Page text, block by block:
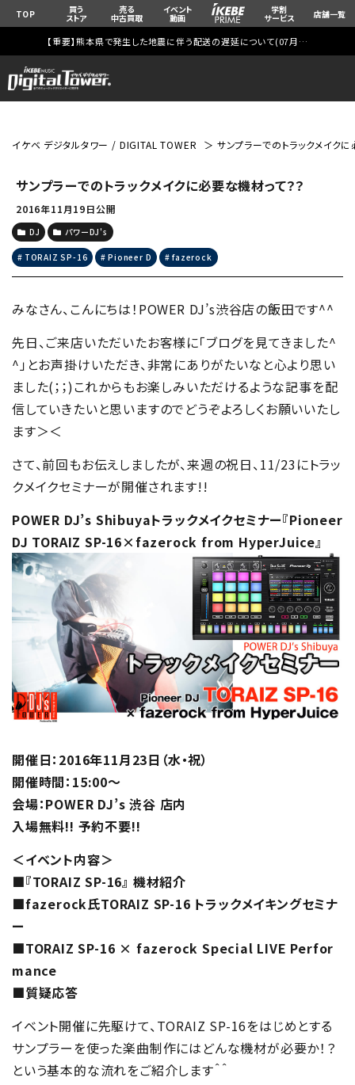
TOP 買う
ストア
売る
中古買取
イベント
動画
学割
サービス 店舗一覧
【重要】熊本県で発生した地震に伴う配送の遅延について(07月29日
イケベ デジタルタワー / DIGITAL TOWER サンプラーでのトラックメイク
サンプラーでのトラックメイクに必要な機材って？？
2016年11月19日公開
DJ パワーDJ's
TORAIZ SP-16 Pioneer D fazerock
みなさん、こんにちは！POWER DJ’s渋谷店の飯田です^^
先日、ご来店いただいたお客様に「ブログを見てきました^
^」とお声掛けいただき、非常にありがたいなと心より思い
ました(；；)これからもお楽しみいただけるような記事を配
信していきたいと思いますのでどうぞよろしくお願いいたし
ます＞＜
さて、前回もお伝えしましたが、来週の祝日、11/23にトラッ
クメイクセミナーが開催されます!!
POWER DJ’s Shibuyaトラックメイクセミナー『Pioneer
DJ TORAIZ SP-16×fazerock from HyperJuice』
開催日：2016年11月23日（水・祝）
開催時間：15:00～
会場：POWER DJ’s 渋谷 店内
入場無料!! 予約不要!!
＜イベント内容＞
■『TORAIZ SP-16』 機材紹介
■fazerock氏TORAIZ SP-16 トラックメイキングセミナ
ー
■TORAIZ SP-16 × fazerock Special LIVE Perfor
mance
■質疑応答
イベント開催に先駆けて、TORAIZ SP-16をはじめとする
サンプラーを使った楽曲制作にはどんな機材が必要か！？
という基本的な流れをご紹介します＾＾